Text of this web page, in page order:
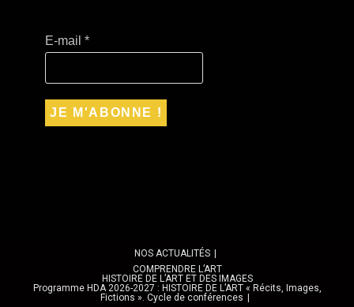
E-mail*
NOS ACTUALITÉS
COMPRENDRE L’ART
HISTOIRE DE L’ART ET DES IMAGES
Programme HDA 2026-2027 : HISTOIRE DE L’ART « Récits, Images,
Fictions ». Cycle de conférences